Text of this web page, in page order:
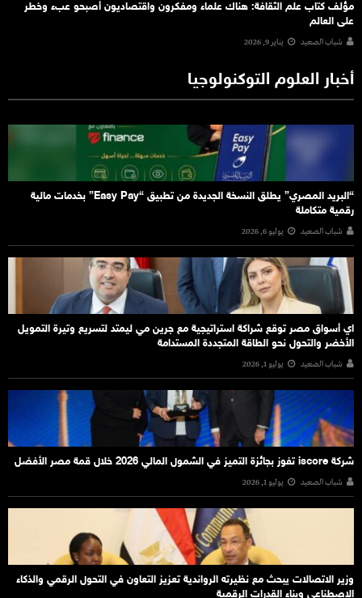
مؤلف كتاب علم الثقافة: هناك علماء ومفكرون واقتصاديون أصبحو عبء وخطر
على العالم
شباب الصعيد يناير 9, 2026
أخبار العلوم التوكنولوجيا
“البريد المصري” يطلق النسخة الجديدة من تطبيق “Easy Pay” بخدمات مالية
رقمية متكاملة
شباب الصعيد يوليو 6, 2026
اي أسواق مصر توقع شراكة استراتيجية مع جرين مي ليمتد لتسريع وتيرة التمويل
الأخضر والتحول نحو الطاقة المتجددة المستدامة
شباب الصعيد يوليو 1, 2026
شركة iscore تفوز بجائزة التميز في الشمول المالي 2026 خلال قمة مصر الأفضل
شباب الصعيد يوليو 1, 2026
وزير الاتصالات يبحث مع نظيرته الرواندية تعزيز التعاون في التحول الرقمي والذكاء
الاصطناعي وبناء القدرات الرقمية